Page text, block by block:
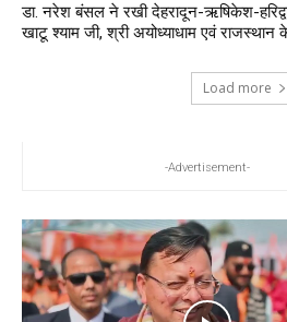
डा. नरेश बंसल ने रखी देहरादून-ऋषिकेश-
खाटू श्याम जी, श्री अयोध्याधाम एवं
Load more
-Advertisement-